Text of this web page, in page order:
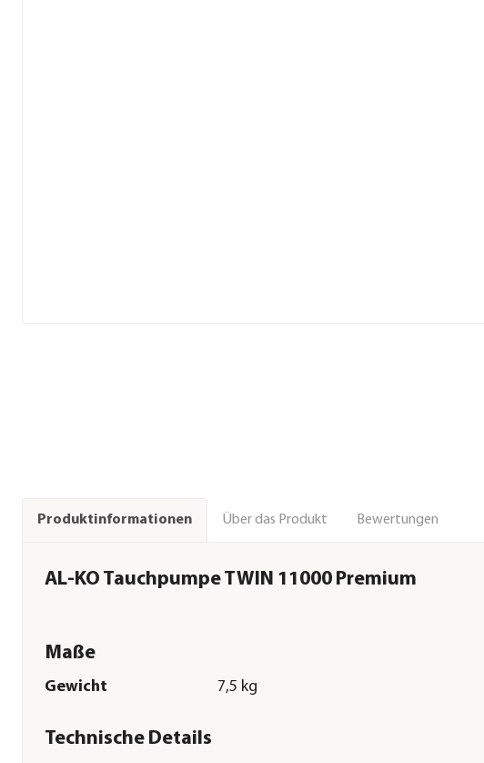
Produktinformationen Über das Produkt Bewertungen
AL-KO Tauchpumpe TWIN 11000 Premium
Maße
Gewicht 7,5 kg
Technische Details